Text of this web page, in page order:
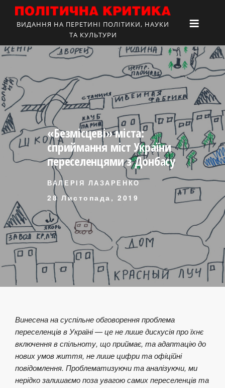
ВИДАННЯ НА ПЕРЕТИНІ ПОЛІТИКИ, НАУКИ
ТА КУЛЬТУРИ
«Безмісцеві» міста:
сприймання міст України
переселенцями з Донбасу
ВАЛЕРІЯ ЛАЗАРЕНКО
28 Листопада, 2019
Винесена на суспільне обговорення проблема
переселенців в Україні — це не лише дискусія про їхнє
включення в спільноту, що приймає, та адаптацію до
нових умов життя, не лише цифри та офіційні
повідомлення. Проблематизуючи та аналізуючи, ми
нерідко залишаємо поза увагою самих переселенців та